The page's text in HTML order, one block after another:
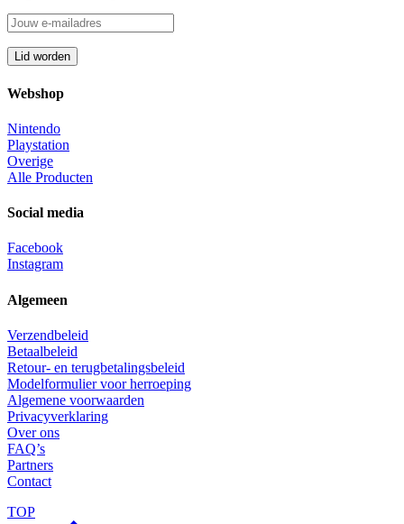
Webshop
Nintendo
Playstation
Overige
Alle Producten
Social media
Facebook
Instagram
Algemeen
Verzendbeleid
Betaalbeleid
Retour- en terugbetalingsbeleid
Modelformulier voor herroeping
Algemene voorwaarden
Privacyverklaring
Over ons
FAQ’s
Partners
Contact
TOP